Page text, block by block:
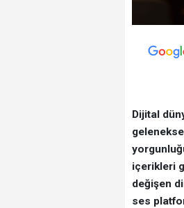
Dijital
içerikleri
değişen
ses